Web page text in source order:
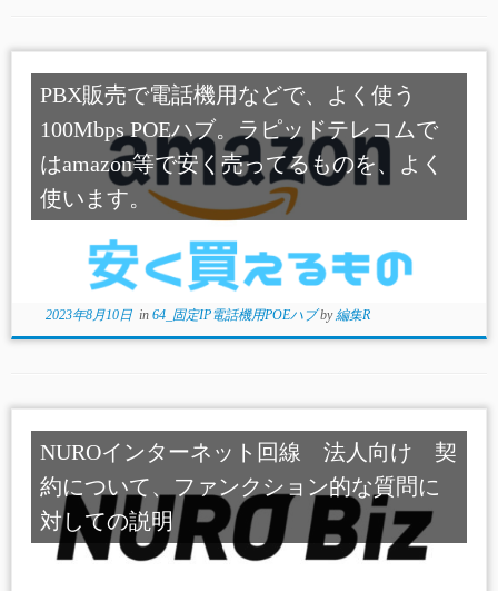
PBX販売で電話機用などで、よく使う
100Mbps POEハブ。ラピッドテレコムで
はamazon等で安く売ってるものを、よく
使います。
2023年8月10日in 64_固定IP電話機用POEハブby編集R
NUROインターネット回線 法人向け 契
約について、ファンクション的な質問に
対しての説明